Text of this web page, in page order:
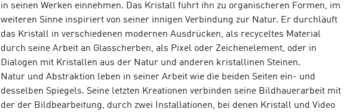
in seinen Werken einnehmen. Das Kristall führt ihn zu organischeren Formen, im
weiteren Sinne inspiriert von seiner innigen Verbindung zur Natur. Er durchläuft
das Kristall in verschiedenen modernen Ausdrücken, als recyceltes Material
durch seine Arbeit an Glasscherben, als Pixel oder Zeichenelement, oder in
Dialogen mit Kristallen aus der Natur und anderen kristallinen Steinen.
Natur und Abstraktion leben in seiner Arbeit wie die beiden Seiten ein- und
desselben Spiegels. Seine letzten Kreationen verbinden seine Bildhauerarbeit mit
der der Bildbearbeitung, durch zwei Installationen, bei denen Kristall und Video